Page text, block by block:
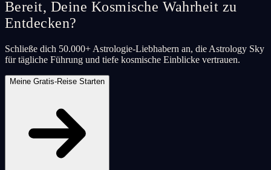
Bereit, Deine Kosmische Wahrheit zu
Entdecken?
Schließe dich 50.000+ Astrologie-Liebhabern an, die Astrology Sky
für tägliche Führung und tiefe kosmische Einblicke vertrauen.
Meine Gratis-Reise Starten